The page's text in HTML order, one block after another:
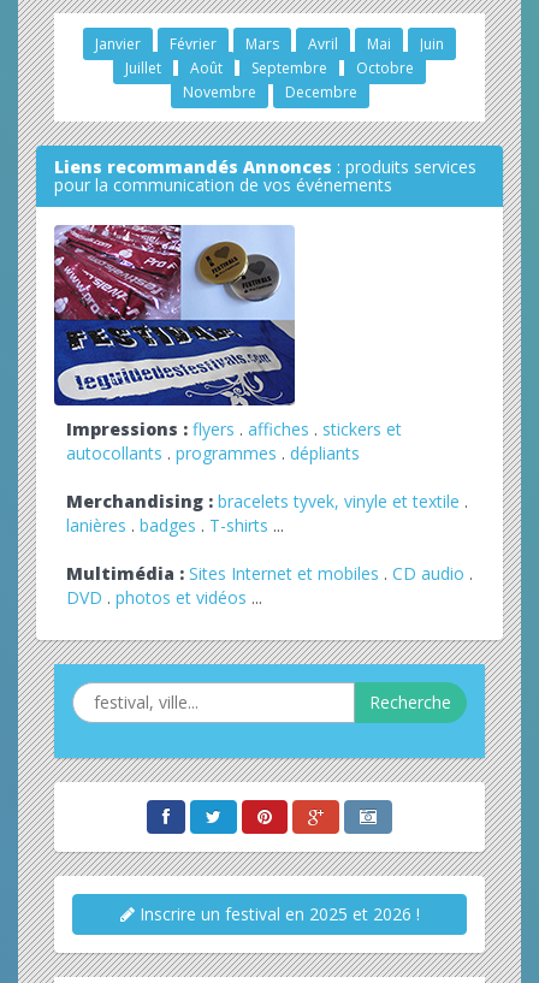
Janvier Février Mars Avril Mai
Juin
Juillet
Août Septembre
Octobre
Novembre
Decembre
Liens recommandés Annonces : produits services
pour la communication de vos événements
Impressions : flyers . affiches . stickers et
autocollants . programmes . dépliants
Merchandising : bracelets tyvek, vinyle et textile .
lanières . badges . T-shirts ...
Multimédia : Sites Internet et mobiles . CD audio .
DVD . photos et vidéos ...
Recherche
Inscrire un festival en 2025 et 2026 !